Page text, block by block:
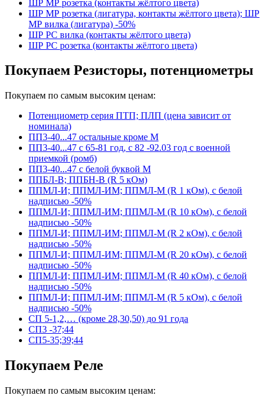
ШР МР розетка (контакты жёлтого цвета)
ШР МР розетка (лигатура, контакты жёлтого цвета); ШР
МР вилка (лигатура) -50%
ШР РС вилка (контакты жёлтого цвета)
ШР РС розетка (контакты жёлтого цвета)
Покупаем Резисторы, потенциометры
Покупаем по самым высоким ценам:
Потенциометр серия ПТП; ПЛП (цена зависит от
номинала)
ПП3-40...47 остальные кроме М
ПП3-40...47 с 65-81 год, с 82 -92.03 год с военной
приемкой (ромб)
ПП3-40...47 с белой буквой М
ППБЛ-В; ППБН-В (R 5 кОм)
ППМЛ-И; ППМЛ-ИМ; ППМЛ-М (R 1 кОм), с белой
надписью -50%
ППМЛ-И; ППМЛ-ИМ; ППМЛ-М (R 10 кОм), с белой
надписью -50%
ППМЛ-И; ППМЛ-ИМ; ППМЛ-М (R 2 кОм), с белой
надписью -50%
ППМЛ-И; ППМЛ-ИМ; ППМЛ-М (R 20 кОм), с белой
надписью -50%
ППМЛ-И; ППМЛ-ИМ; ППМЛ-М (R 40 кОм), с белой
надписью -50%
ППМЛ-И; ППМЛ-ИМ; ППМЛ-М (R 5 кОм), с белой
надписью -50%
СП 5-1,2,… (кроме 28,30,50) до 91 года
СП3 -37;44
СП5-35;39;44
Покупаем Реле
Покупаем по самым высоким ценам: